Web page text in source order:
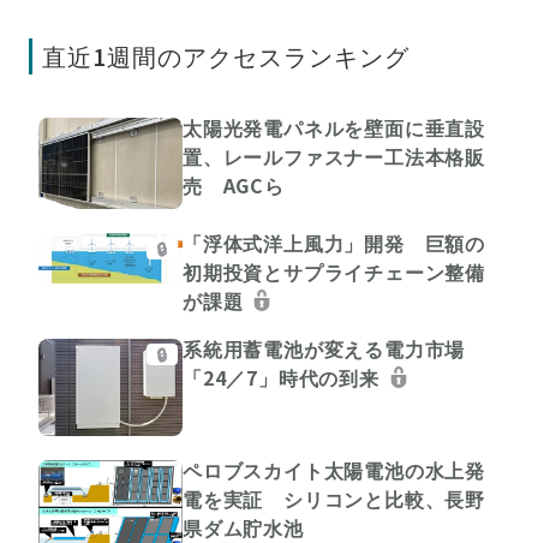
直近1週間のアクセスランキング
太陽光発電パネルを壁面に垂直設
置、レールファスナー工法本格販
売 AGCら
🔒
「浮体式洋上風力」開発 巨額の
初期投資とサプライチェーン整備
が課題
🔒
系統用蓄電池が変える電力市場
「24／7」時代の到来
ペロブスカイト太陽電池の水上発
電を実証 シリコンと比較、長野
県ダム貯水池